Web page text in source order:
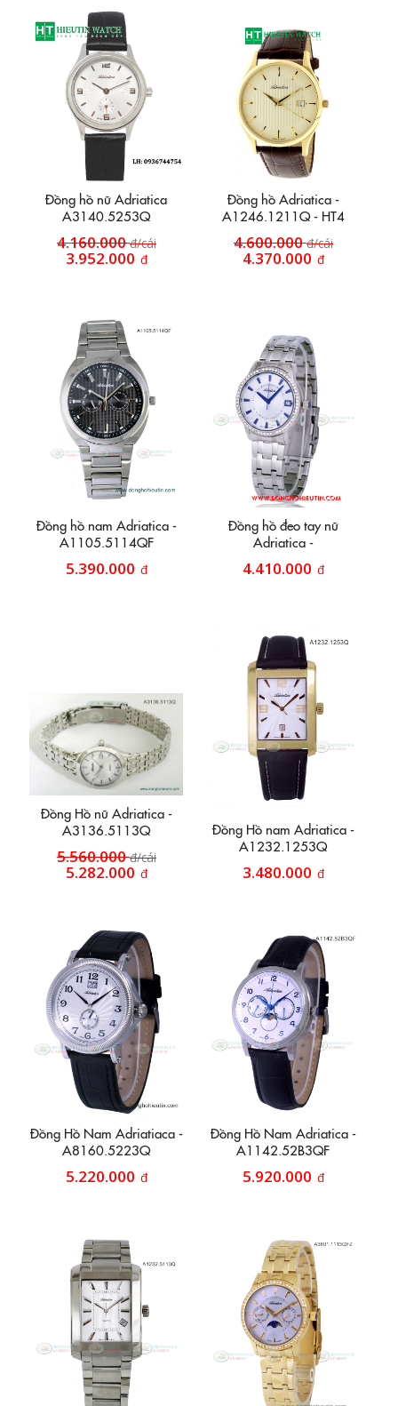
Đồng hồ nữ Adriatica
A3140.5253Q
4.160.000đ/cái
3.952.000 đ
Đồng hồ Adriatica -
A1246.1211Q - HT4
4.600.000đ/cái
4.370.000 đ
Đồng hồ nam Adriatica -
A1105.5114QF
5.390.000 đ
Đồng hồ đeo tay nữ
Adriatica -
A3602.51B3QZ
4.410.000 đ
Đồng Hồ nữ Adriatica -
A3136.5113Q
5.560.000đ/cái
5.282.000 đ
Đồng Hồ nam Adriatica -
A1232.1253Q
3.480.000 đ
Đồng Hồ Nam Adriatiaca -
A8160.5223Q
5.220.000 đ
Đồng Hồ Nam Adriatica -
A1142.52B3QF
5.920.000 đ